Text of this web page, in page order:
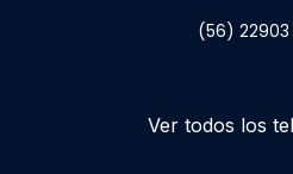
(56)
Ver todos los